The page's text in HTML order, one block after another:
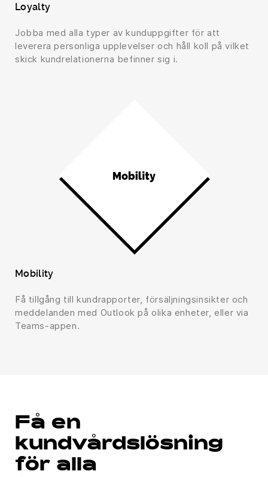
Loyalty
Jobba med alla typer av kunduppgifter för att
leverera personliga upplevelser och håll koll på vilket
skick kundrelationerna befinner sig i.
Mobility
Få tillgång till kundrapporter, försäljningsinsikter och
meddelanden med Outlook på olika enheter, eller via
Teams-appen.
Få en
kundvårdslösning
för alla